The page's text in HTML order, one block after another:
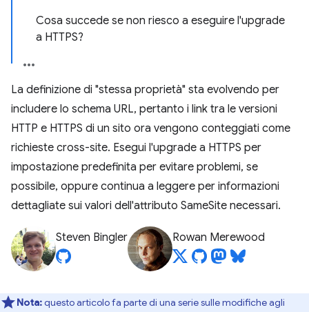
Cosa succede se non riesco a eseguire l'upgrade
a HTTPS?
La definizione di "stessa proprietà" sta evolvendo per
includere lo schema URL, pertanto i link tra le versioni
HTTP e HTTPS di un sito ora vengono conteggiati come
richieste cross-site. Esegui l'upgrade a HTTPS per
impostazione predefinita per evitare problemi, se
possibile, oppure continua a leggere per informazioni
dettagliate sui valori dell'attributo SameSite necessari.
Steven Bingler Rowan Merewood
Nota:questo articolo fa parte di una serie sulle modifiche agli